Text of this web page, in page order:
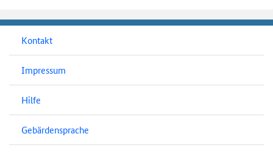
Kontakt
Impressum
Hilfe
Gebärdensprache